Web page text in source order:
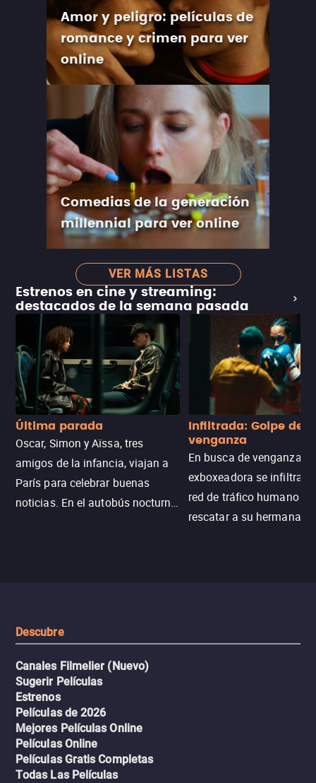
Amor y peligro: películas de
romance y crimen para ver
online
Comedias de la generación
millennial para ver online
VER MÁS LISTAS
Estrenos en cine y streaming:
destacados de la semana pasada
Última parada
Oscar, Simon y Aïssa, tres
amigos de la infancia, viajan a
París para celebrar buenas
noticias. En el autobús nocturno
Infiltrada: Golpe de
venganza
En busca de venganza,
exboxeadora se infiltra
red de tráfico humano
rescatar a su hermana
Descubre
Canales Filmelier (Nuevo)
Sugerir Películas
Estrenos
Películas de 2026
Mejores Películas Online
Películas Online
Películas Gratis Completas
Todas Las Películas